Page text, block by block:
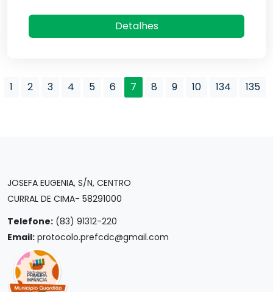
Detalhes
1 2 3 4 5 6 7 8 9 10 134 135
JOSEFA EUGENIA, S/N, CENTRO
CURRAL DE CIMA- 58291000
Telefone: (83) 91312-220
Email: protocolo.prefcdc@gmail.com